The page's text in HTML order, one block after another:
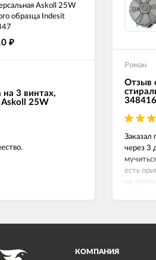
Askoll 25W
образца Indesit
₽
3 винтах,
Askoll 25W
Роман
Отзыв
Заказал
через 3
есть
не
сейчас
КОМПАНИЯ